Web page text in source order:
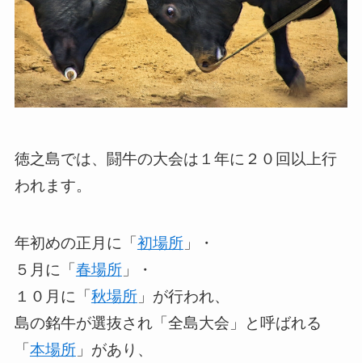
徳之島では、闘牛の大会は１年に２０回以上行
われます。
年初めの正月に「 初場所」・
５月に「 春場所」・
１０月に「 秋場所」が行われ、
島の銘牛が選抜され「全島大会」と呼ばれる
「 本場所」があり、